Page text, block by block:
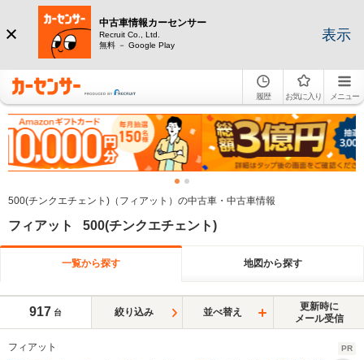
中古車情報カーセンサー
Recruit Co., Ltd.
無料 － Google Play
表示
履歴 お気に入り メニュー
500(チンクエチェント)（フィアット）の中古車・中古車情報
フィアット 500(チンクエチェント)
一覧から探す 地図から探す
917 台 絞り込み 並べ替え
更新時に
メール受信
フィアット PR